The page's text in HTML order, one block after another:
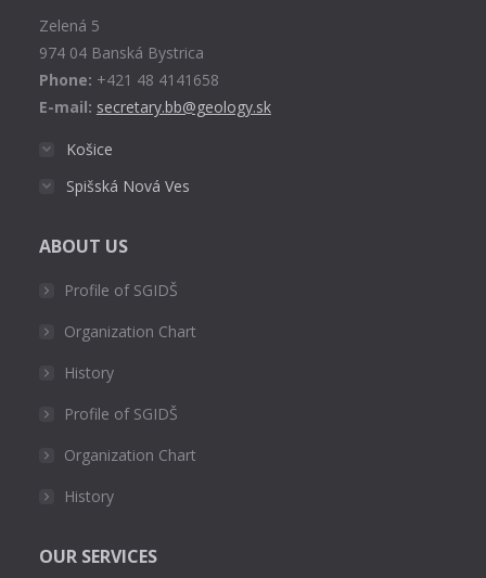
window
Zelená 5
974 04 Banská Bystrica
Phone: +421 48 4141658
E-mail: secretary.bb@geology.sk
Košice
Spišská Nová Ves
ABOUT US
Profile of SGIDŠ
Organization Chart
History
Profile of SGIDŠ
Organization Chart
History
OUR SERVICES